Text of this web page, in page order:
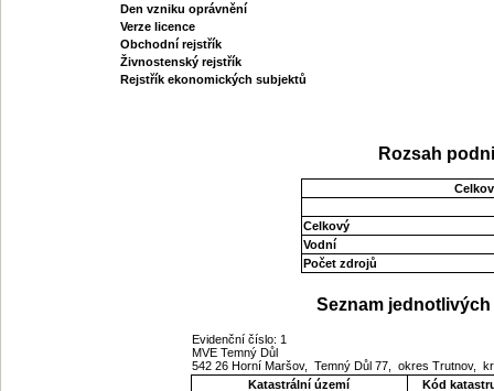
Den vzniku oprávnění
Verze licence
Obchodní rejstřík
Živnostenský rejstřík
Rejstřík ekonomických subjektů
Rozsah
Celkový
Vodní
Počet zdrojů
Seznam
Evidenční číslo: 1
MVE Temný Důl
542 26 Horní Maršov, Temný Důl 77, okres Trutnov,
Katastrální území
Kód